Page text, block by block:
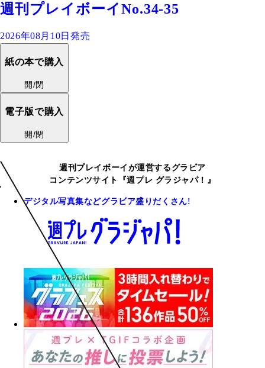
週刊プレイボーイNo.34-35
2026年08月10日発売
紙の本で購入
開/閉
電子版で購入
開/閉
週刊プレイボーイが運営するグラビア
コンテンツサイト『週プレ グラジャパ！』
デジタル写真集などグラビア盛りだくさん!